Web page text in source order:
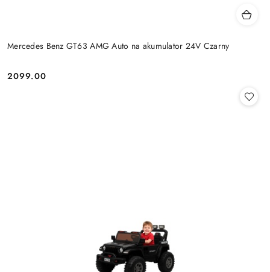
Mercedes Benz GT63 AMG Auto na akumulator 24V Czarny
Cena:
2099.00